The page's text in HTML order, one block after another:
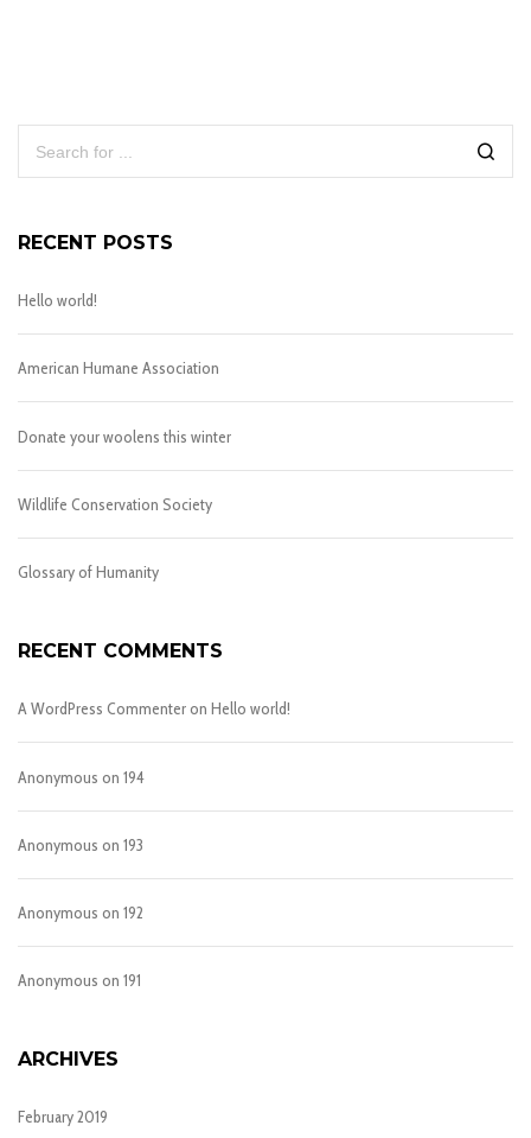
RECENT POSTS
Hello world!
American Humane Association
Donate your woolens this winter
Wildlife Conservation Society
Glossary of Humanity
RECENT COMMENTS
A WordPress Commenteron Hello world!
Anonymous on 194
Anonymous on 193
Anonymous on 192
Anonymous on 191
ARCHIVES
February 2019